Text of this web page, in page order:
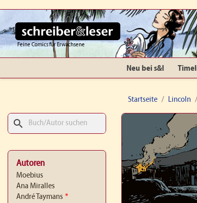
Feine Comics für Erwachsene
Neu bei s&l
Startseite Lincoln
search
Autoren
Moebius
Ana Miralles
André Taymans *